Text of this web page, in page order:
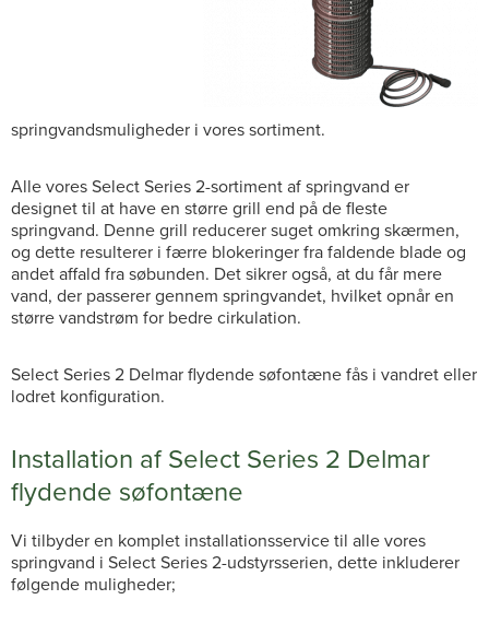
springvandsmuligheder i vores sortiment.
Alle vores Select Series 2-sortiment af springvand er
designet til at have en større grill end på de fleste
springvand. Denne grill reducerer suget omkring skærmen,
og dette resulterer i færre blokeringer fra faldende blade og
andet affald fra søbunden. Det sikrer også, at du får mere
vand, der passerer gennem springvandet, hvilket opnår en
større vandstrøm for bedre cirkulation.
Select Series 2 Delmar flydende søfontæne fås i vandret eller
lodret konfiguration.
Installation af Select Series 2 Delmar
flydende søfontæne
Vi tilbyder en komplet installationsservice til alle vores
springvand i Select Series 2-udstyrsserien, dette inkluderer
følgende muligheder;